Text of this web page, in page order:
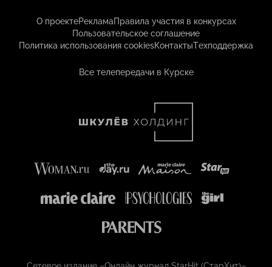
О проектеРекламаПравила участия в конкурсах
Пользовательское соглашение
Политика использования cookiesКонтактыТехподдержка
Все телепередачи в Курске